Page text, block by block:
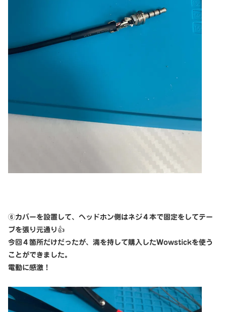
⑥カバーを設置して、ヘッドホン側はネジ４本で固定をしてテー
プを張り元通り👍
今回４箇所だけだったが、満を持して購入したWowstickを使う
ことができました。
電動に感激！